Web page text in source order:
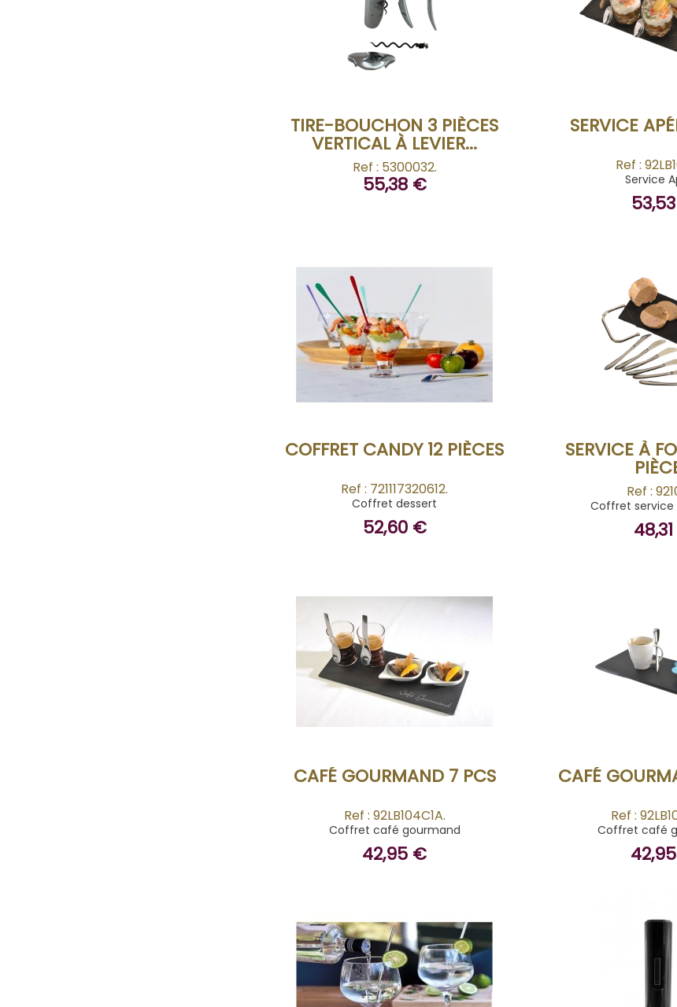
BUY
TIRE-BOUCHON 3 PIÈCES
VERTICAL À LEVIER...
Ref : 5300032.
55,38 €
SERVICE
Ref :
Service
BUY
COFFRET CANDY 12 PIÈCES
Ref : 721117320612.
Coffret dessert
52,60 €
SERVICE À
Ref :
Coffret service
BUY
CAFÉ GOURMAND 7 PCS
Ref : 92LB104C1A.
Coffret café gourmand
42,95 €
CAFÉ
Ref :
Coffret café